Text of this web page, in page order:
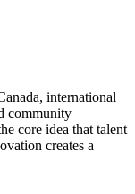
international
community
core idea that talent
creates a